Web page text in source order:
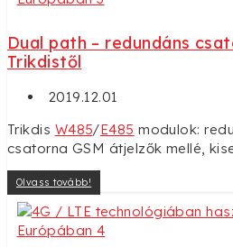
Dual path – redundáns
Trikdistől
2019.12.01
Trikdis W485/E485 modulok:
csatorna GSM átjelzők mellé,
Olvass tovább!